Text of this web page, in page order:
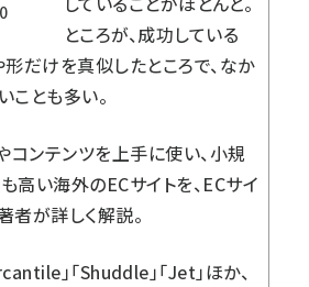
ところが、成功している
だけを真似したところで、なか
ことも多い。
コンテンツを上手に使い、小規
高い海外のECサイトを、ECサイ
者が詳しく解説。
」「Shuddle」「Jet」ほか、